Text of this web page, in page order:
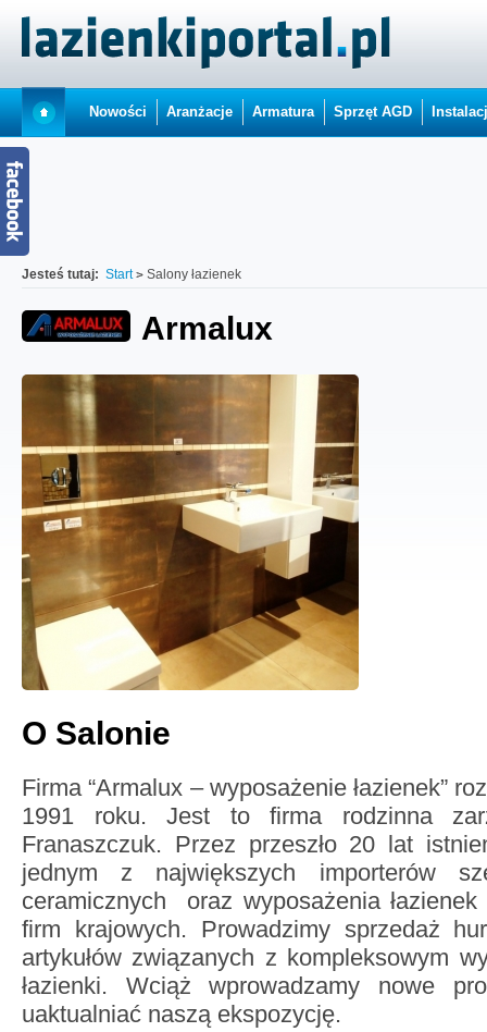
Nowości Aranżacje Armatura Sprzęt AGD
Jesteś tutaj: Start Salony łazienek
Armalux
O Salonie
Firma “Armalux – wyposażenie łazienek”
1991 roku. Jest to firma rodzinna
Franaszczuk. Przez przeszło 20 lat
jednym z największych importerów
ceramicznych oraz wyposażenia
firm krajowych. Prowadzimy sprzedaż
artykułów związanych z kompleksowym
łazienki. Wciąż wprowadzamy nowe
uaktualniać naszą ekspozycję.